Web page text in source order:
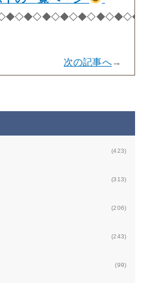
次の記事へ→
(423)
(313)
(206)
(243)
(99)